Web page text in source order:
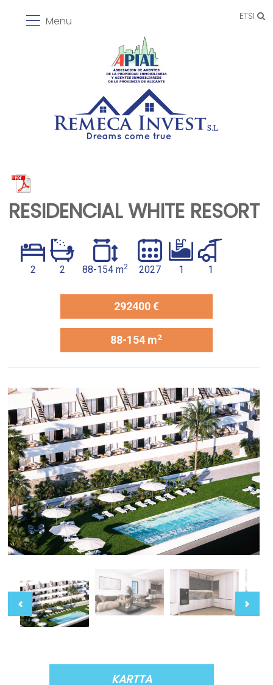
ETSI
Menu
RESIDENCIAL WHITE RESORT
2 2 88-154 m2 2027 1 1
292400 €
88-154 m2
KARTTA